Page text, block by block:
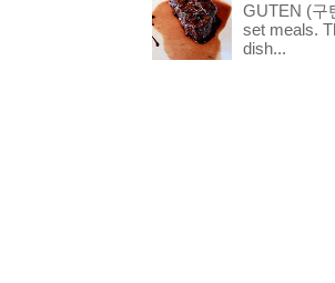
GUTEN (구
set meals.
dish...